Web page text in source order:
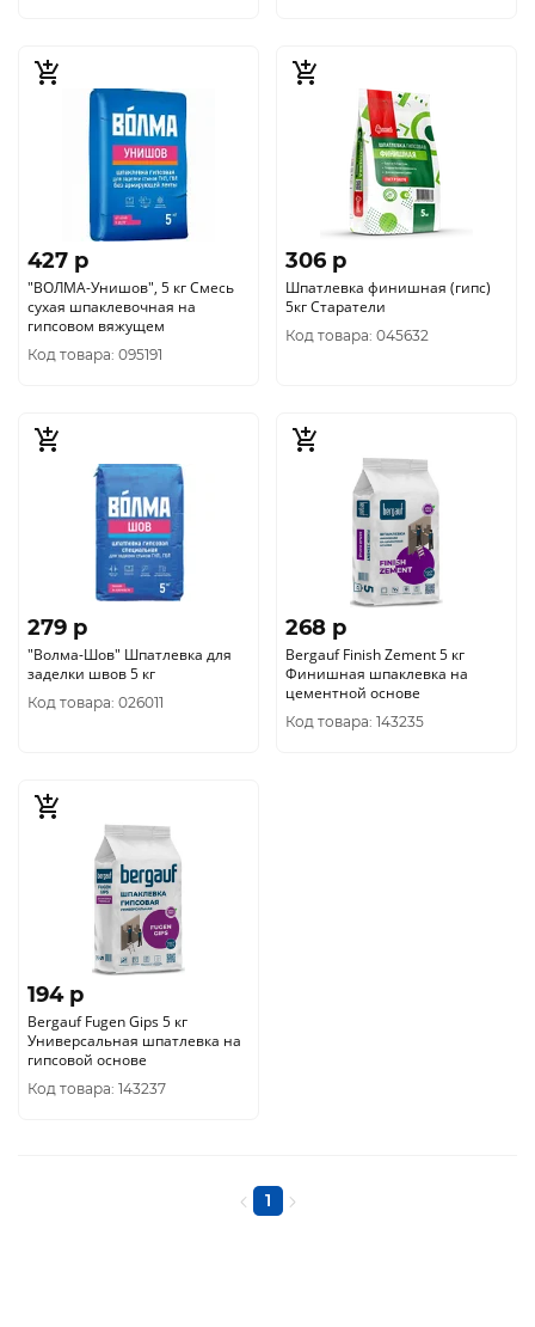
427 p
"ВОЛМА-Унишов", 5 кг Смесь
сухая шпаклевочная на
гипсовом вяжущем
Код товара: 095191
306 p
Шпатлевка финишная (гипс)
5кг Старатели
Код товара: 045632
279 p
"Волма-Шов" Шпатлевка для
заделки швов 5 кг
Код товара: 026011
268 p
Bergauf Finish Zement 5 кг
Финишная шпаклевка на
цементной основе
Код товара: 143235
194 p
Bergauf Fugen Gips 5 кг
Универсальная шпатлевка на
гипсовой основе
Код товара: 143237
1